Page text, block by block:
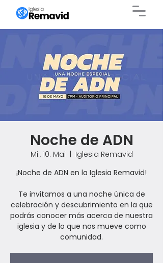
Noche de ADN
Mi., 10. Mai
Iglesia Remavid
¡Noche de ADN en la Iglesia Remavid!
Te invitamos a una noche única de
celebración y descubrimiento en la que
podrás conocer más acerca de nuestra
iglesia y de lo que nos mueve como
comunidad.